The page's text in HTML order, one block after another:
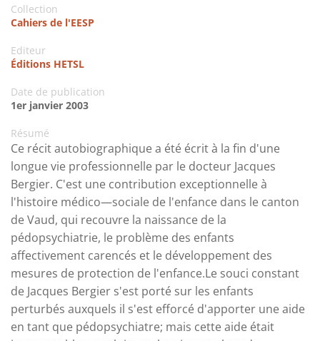
Collection
Cahiers de l'EESP
Editeur
Éditions HETSL
Date de publication
1er janvier 2003
Résumé
Ce récit autobiographique a été écrit à la fin d'une
longue vie professionnelle par le docteur Jacques
Bergier. C'est une contribution exceptionnelle à
l'histoire médico—sociale de l'enfance dans le canton
de Vaud, qui recouvre la naissance de la
pédopsychiatrie, le problème des enfants
affectivement carencés et le développement des
mesures de protection de l'enfance.Le souci constant
de Jacques Bergier s'est porté sur les enfants
perturbés auxquels il s'est efforcé d'apporter une aide
en tant que pédopsychiatre; mais cette aide était